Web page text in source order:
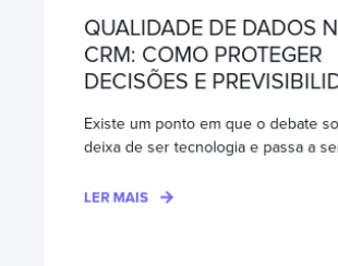
QUALIDADE DE DADOS
CRM: COMO PROTEGER
DECISÕES E
Existe um ponto em que o debate
deixa de ser tecnologia e passa a
LER MAIS